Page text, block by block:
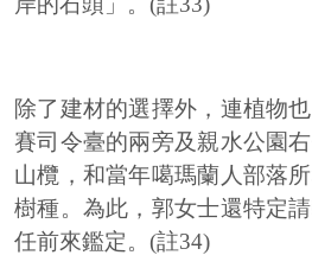
除了建材的選擇外，連植物
賽司令臺的兩旁及親水公園
山欖，和當年噶瑪蘭人部落
樹種。為此，郭女士還特定
任前來鑑定。(註34)